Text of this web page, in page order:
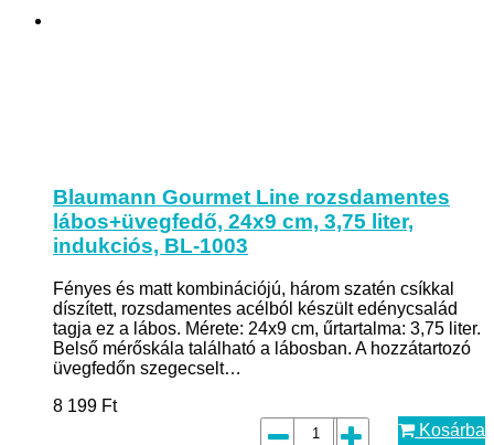
Blaumann Gourmet Line rozsdamentes
lábos+üvegfedő, 24x9 cm, 3,75 liter,
indukciós, BL-1003
Fényes és matt kombinációjú, három szatén csíkkal
díszített, rozsdamentes acélból készült edénycsalád
tagja ez a lábos. Mérete: 24x9 cm, űrtartalma: 3,75 liter.
Belső mérőskála található a lábosban. A hozzátartozó
üvegfedőn szegecselt…
8 199 Ft
Kosárba